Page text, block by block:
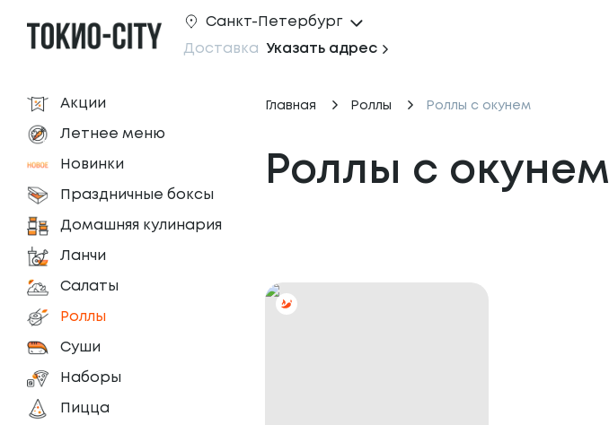
Санкт-Петербург
Доставка Указать адрес
Акции
Летнее меню
Новинки
Праздничные боксы
Домашняя кулинария
Ланчи
Салаты
Роллы
Суши
Наборы
Пицца
Главная Роллы Роллы с окунем
Роллы с окунем